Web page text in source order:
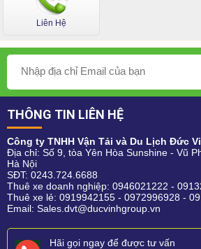
Liên Hệ
THÔNG TIN LIÊN HỆ
Công ty TNHH Vận Tải và Du Lịch Đức
Địa chỉ: Số 9, tòa Yên Hòa Sunshine - Vũ
Hà Nội
SĐT: 0243.724.6688
Thuê xe doanh nghiệp: 0946021222 -
Thuê xe lẻ: 0919942155 - 0972996928 -
Email: Sales.dvt@ducvinhgroup.vn
Hãi gọi ngay để được tư vấn